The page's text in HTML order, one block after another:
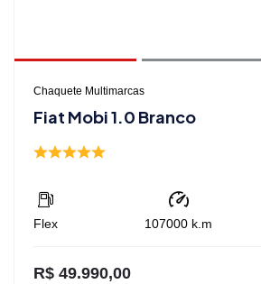
Chaquete Multimarcas
Fiat Mobi 1.0 Branco
Flex 107000 k.m
R$ 49.990,00